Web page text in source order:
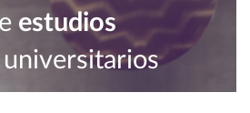
estudios
universitarios